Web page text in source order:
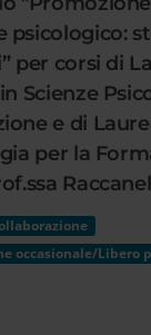
psicologico:
per corsi di
Scienze
e di
per la
occasionale/Libero